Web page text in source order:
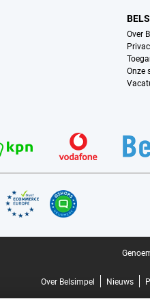
Over
Onze
Over Belsimpel
Nieuws